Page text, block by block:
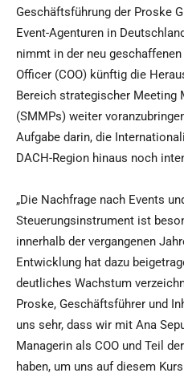
Geschäftsführung der Proske
Event-Agenturen in
nimmt in der neu
Officer (COO) künftig die
Bereich strategischer Meeting
(SMMPs) weiter
Aufgabe darin, die
DACH-Region hinaus noch
„Die Nachfrage nach Events
Steuerungsinstrument ist
innerhalb der vergangenen
Entwicklung hat dazu
deutliches Wachstum
Proske, Geschäftsführer und
uns sehr, dass wir mit Ana
Managerin als COO und Teil
haben, um uns auf diesem